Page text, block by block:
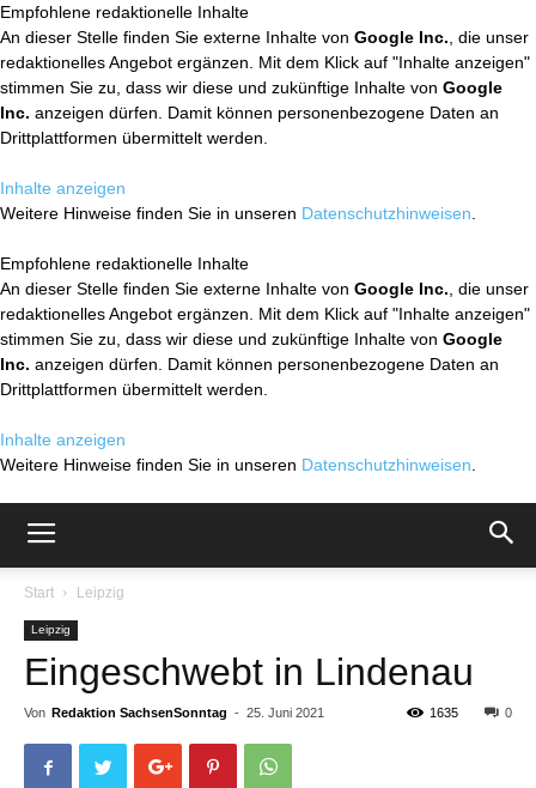
Empfohlene redaktionelle Inhalte
An dieser Stelle finden Sie externe Inhalte von Google Inc. , die unser
redaktionelles Angebot ergänzen. Mit dem Klick auf "Inhalte anzeigen"
stimmen Sie zu, dass wir diese und zukünftige Inhalte von Google
Inc. anzeigen dürfen. Damit können personenbezogene Daten an
Drittplattformen übermittelt werden.
Inhalte anzeigen
Weitere Hinweise finden Sie in unseren Datenschutzhinweisen
Empfohlene redaktionelle Inhalte
An dieser Stelle finden Sie externe Inhalte von Google Inc. , die unser
redaktionelles Angebot ergänzen. Mit dem Klick auf "Inhalte anzeigen"
stimmen Sie zu, dass wir diese und zukünftige Inhalte von Google
Inc. anzeigen dürfen. Damit können personenbezogene Daten an
Drittplattformen übermittelt werden.
Inhalte anzeigen
Weitere Hinweise finden Sie in unseren Datenschutzhinweisen
Start Leipzig
Leipzig
Eingeschwebt in Lindenau
Von Redaktion SachsenSonntag - 25. Juni 2021 0
1635